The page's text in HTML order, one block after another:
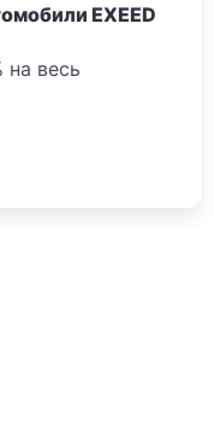
EXEED
на весь